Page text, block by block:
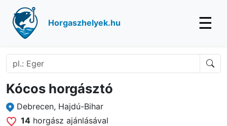
Horgaszhelyek.hu ☰
Kócos horgásztó
Debrecen, Hajdú-Bihar
14 horgász ajánlásával